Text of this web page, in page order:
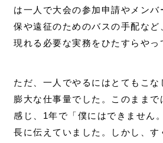
は一人で大会の参加申請やメン
保や遠征のためのバスの手配など
現れる必要な実務をひたすらやっ
ただ、一人でやるにはとてもこ
膨大な仕事量でした。このままで
感じ、1年で「僕にはできません
長に伝えていました。しかし、す